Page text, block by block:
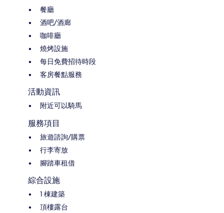
餐廳
酒吧/酒廊
咖啡廳
燒烤設施
每日免費招待時段
客房餐點服務
活動資訊
附近可以騎馬
服務項目
旅遊諮詢/購票
行李寄放
腳踏車租借
綜合設施
1 棟建築
頂樓露台